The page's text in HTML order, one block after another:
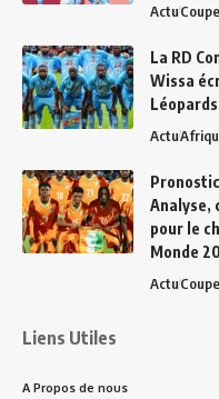
Actu
La RD
Wissa
Léopards
Actu
Analyse,
pour le
Monde
Actu
Liens Utiles
A Propos de nous